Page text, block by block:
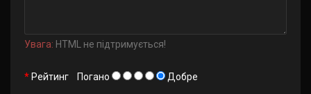
Увага: HTML не підтримується!
Рейтинг Погано Добре